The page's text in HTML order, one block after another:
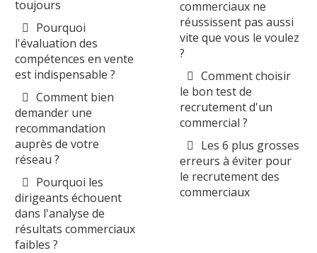
toujours
Pourquoi
l'évaluation des
compétences en vente
est indispensable ?
Comment bien
demander une
recommandation
auprès de votre
réseau ?
Pourquoi les
dirigeants échouent
dans l'analyse de
résultats commerciaux
faibles ?
commerciaux ne
réussissent pas aussi
vite que vous le voulez
?
Comment choisir
le bon test de
recrutement d'un
commercial ?
Les 6 plus grosses
erreurs à éviter pour
le recrutement des
commerciaux